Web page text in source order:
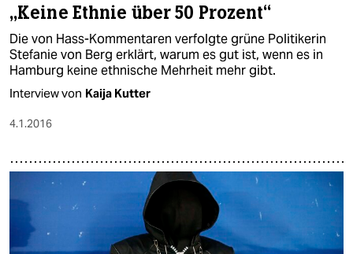
„Keine Ethnie über 50 Prozent“
Die von Hass-Kommentaren verfolgte grüne Politikerin
Stefanie von Berg erklärt, warum es gut ist, wenn es in
Hamburg keine ethnische Mehrheit mehr gibt.
Interview von Kaija Kutter
4.1.2016